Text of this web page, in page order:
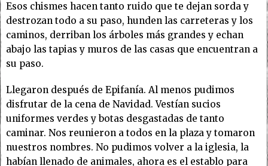
Esos chismes hacen tanto ruido que te dejan sorda y
destrozan todo a su paso, hunden las carreteras y los
caminos, derriban los árboles más grandes y echan
abajo las tapias y muros de las casas que encuentran a
su paso.
Llegaron después de Epifanía. Al menos pudimos
disfrutar de la cena de Navidad. Vestían sucios
uniformes verdes y botas desgastadas de tanto
caminar. Nos reunieron a todos en la plaza y tomaron
nuestros nombres. No pudimos volver a la iglesia, la
habían llenado de animales, ahora es el establo para